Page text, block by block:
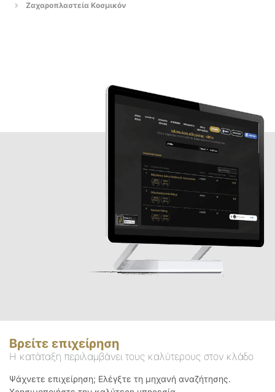
Ζαχαροπλαστεία Κοσμικόν
Βρείτε επιχείρηση
Η κατάταξη περιλαμβάνει τους καλύτερους στον κλάδο
Ψάχνετε επιχείρηση; Ελέγξτε τη μηχανή αναζήτησης.